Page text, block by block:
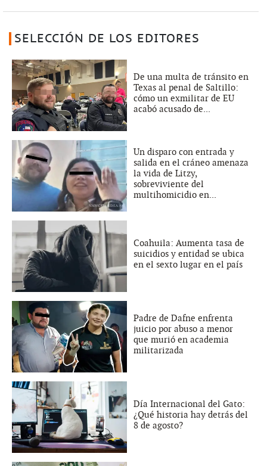
SELECCIÓN DE LOS EDITORES
De una multa de tránsito en
Texas al penal de Saltillo:
cómo un exmilitar de EU
acabó acusado de...
Un disparo con entrada y
salida en el cráneo amenaza
la vida de Litzy,
sobreviviente del
multihomicidio en...
Coahuila: Aumenta tasa de
suicidios y entidad se ubica
en el sexto lugar en el país
Padre de Dafne enfrenta
juicio por abuso a menor
que murió en academia
militarizada
Día Internacional del Gato:
¿Qué historia hay detrás del
8 de agosto?